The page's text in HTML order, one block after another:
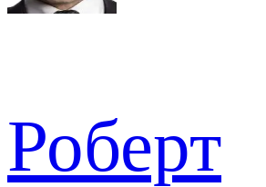
Роберт